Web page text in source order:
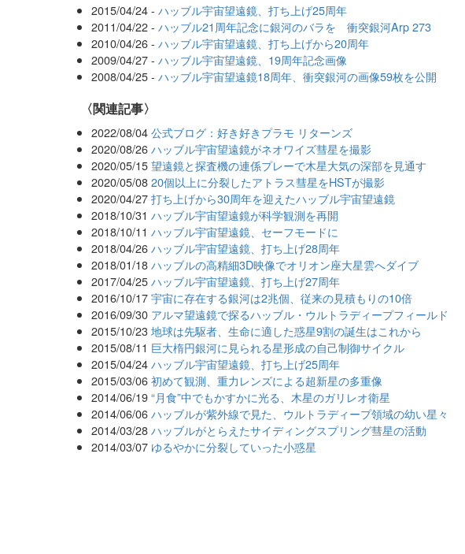
2015/04/24 -ハッブル宇宙望遠鏡、打ち上げ25周年
2011/04/22 -ハッブル21周年記念に銀河のバラを 衝突銀河Arp 273
2010/04/26 -ハッブル宇宙望遠鏡、打ち上げから20周年
2009/04/27 -ハッブル宇宙望遠鏡、19周年記念画像
2008/04/25 -ハッブル宇宙望遠鏡18周年、衝突銀河の画像59枚を公開
関連記事
2022/08/04 公式ブログ：好き好きプラモ リターンズ
2020/08/26 ハッブル宇宙望遠鏡がネオワイズ彗星を撮影
2020/05/15 望遠鏡と探査機の連係プレーで木星大気の深部を見通す
2020/05/08 20個以上に分裂したアトラス彗星をHSTが撮影
2020/04/27 打ち上げから30周年を迎えたハッブル宇宙望遠鏡
2018/10/31 ハッブル宇宙望遠鏡が科学観測を再開
2018/10/11 ハッブル宇宙望遠鏡、セーフモードに
2018/04/26 ハッブル宇宙望遠鏡、打ち上げ28周年
2018/01/18 ハッブルの高精細3D映像でオリオン座大星雲へダイブ
2017/04/25 ハッブル宇宙望遠鏡、打ち上げ27周年
2016/10/17 宇宙に存在する銀河は2兆個、従来の見積もりの10倍
2016/09/30 アルマ望遠鏡で探るハッブル・ウルトラディープフィールド
2015/10/23 地球は先駆者、生命に適した惑星9割の誕生はこれから
2015/08/11 巨大楕円銀河に見られる星形成の自己制御サイクル
2015/04/24 ハッブル宇宙望遠鏡、打ち上げ25周年
2015/03/06 初めて観測、重力レンズによる超新星の多重像
2014/06/19 “月食”中でもかすかに光る、木星のガリレオ衛星
2014/06/06 ハッブルが紫外線で見た、ウルトラディープ領域の幼い星々
2014/03/28 ハッブルがとらえたサイディングスプリング彗星の活動
2014/03/07 ゆるやかに分裂していった小惑星